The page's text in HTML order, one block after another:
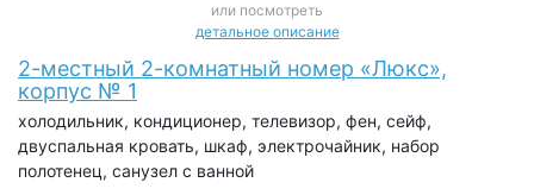
или посмотреть
детальное описание
2-местный 2-комнатный номер «Люкс»,
корпус № 1
холодильник, кондиционер, телевизор, фен, сейф,
двуспальная кровать, шкаф, электрочайник, набор
полотенец, санузел с ванной